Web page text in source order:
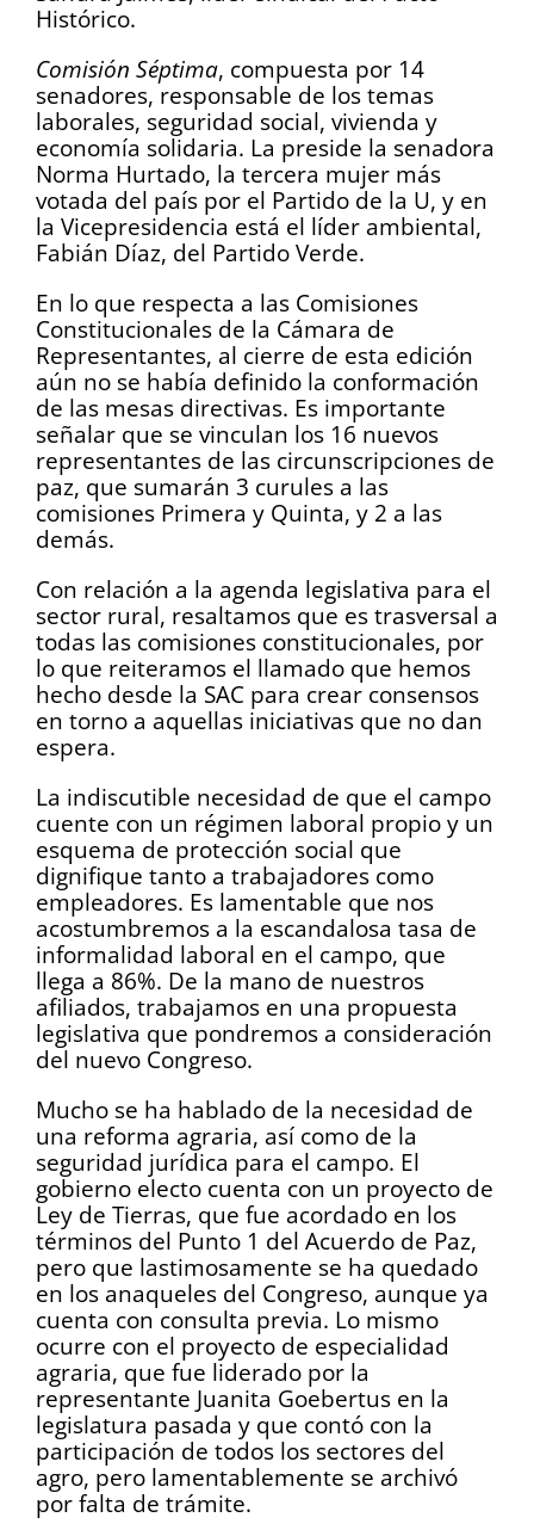
Histórico.
Comisión Séptima, compuesta por 14
senadores, responsable de los temas
laborales, seguridad social, vivienda y
economía solidaria. La preside la senadora
Norma Hurtado, la tercera mujer más
votada del país por el Partido de la U, y en
la Vicepresidencia está el líder ambiental,
Fabián Díaz, del Partido Verde.
En lo que respecta a las Comisiones
Constitucionales de la Cámara de
Representantes, al cierre de esta edición
aún no se había definido la conformación
de las mesas directivas. Es importante
señalar que se vinculan los 16 nuevos
representantes de las circunscripciones de
paz, que sumarán 3 curules a las
comisiones Primera y Quinta, y 2 a las
demás.
Con relación a la agenda legislativa para el
sector rural, resaltamos que es trasversal a
todas las comisiones constitucionales, por
lo que reiteramos el llamado que hemos
hecho desde la SAC para crear consensos
en torno a aquellas iniciativas que no dan
espera.
La indiscutible necesidad de que el campo
cuente con un régimen laboral propio y un
esquema de protección social que
dignifique tanto a trabajadores como
empleadores. Es lamentable que nos
acostumbremos a la escandalosa tasa de
informalidad laboral en el campo, que
llega a 86%. De la mano de nuestros
afiliados, trabajamos en una propuesta
legislativa que pondremos a consideración
del nuevo Congreso.
Mucho se ha hablado de la necesidad de
una reforma agraria, así como de la
seguridad jurídica para el campo. El
gobierno electo cuenta con un proyecto de
Ley de Tierras, que fue acordado en los
términos del Punto 1 del Acuerdo de Paz,
pero que lastimosamente se ha quedado
en los anaqueles del Congreso, aunque ya
cuenta con consulta previa. Lo mismo
ocurre con el proyecto de especialidad
agraria, que fue liderado por la
representante Juanita Goebertus en la
legislatura pasada y que contó con la
participación de todos los sectores del
agro, pero lamentablemente se archivó
por falta de trámite.